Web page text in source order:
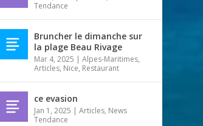
Tendance
Bruncher le dimanche sur
la plage Beau Rivage
Mar 4, 2025 |Alpes-Maritimes,
Articles, Nice, Restaurant
ce evasion
Jan 1, 2025 |Articles, News
Tendance